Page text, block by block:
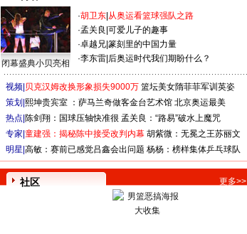
闭幕盛典小贝亮相
·胡卫东 从奥运看篮球强队之路
·孟关良 可爱儿子的趣事
·卓越兄 篆刻里的中国力量
·李东雷 后奥运时代我们期盼什么？
视频| 贝克汉姆改换形象损失9000万 篮坛美女隋菲菲军训英姿
策划| 熙坤贵宾室 ：萨马兰奇做客金台艺术馆 北京奥运最美
热点| 陈剑翔：国球压轴快准很 孟关良：“路易”破水上魔咒
专家| 童建强：揭秘陈中接受改判内幕 胡紫微：无冕之王苏丽文
明星| 高敏：赛前已感觉吕鑫会出问题 杨杨：榜样集体乒乓球队
社区 更多>>